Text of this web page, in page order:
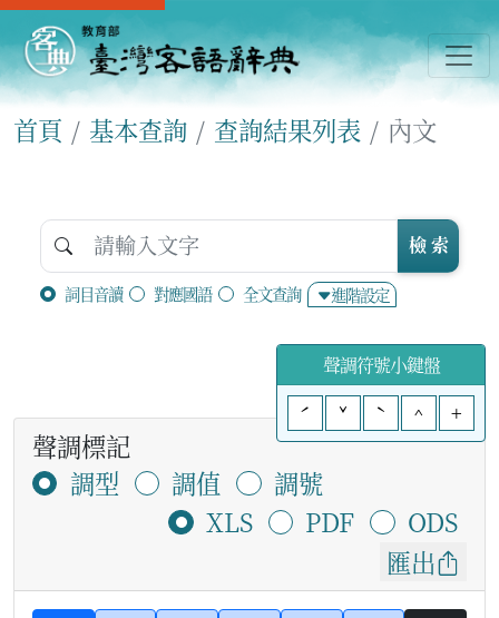
首頁 基本查詢 查詢結果列表 內文
詞目音讀 對應國語 全文查詢 進階設定
檢 索
聲調符號小鍵盤
ˊ
ˇ ˋ ^ +
聲調標記
調型
調值
調號
XLS
PDF
ODS
匯出